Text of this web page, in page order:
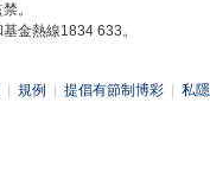
。
金熱線1834 633。
規例 提倡有節制博彩 私